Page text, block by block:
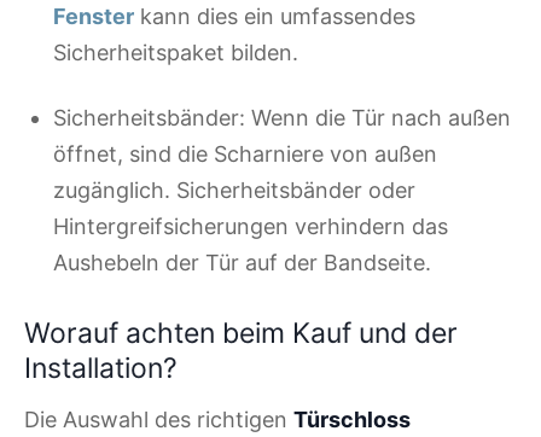
Fenster kann dies ein umfassendes
Sicherheitspaket bilden.
Sicherheitsbänder: Wenn die Tür nach außen
öffnet, sind die Scharniere von außen
zugänglich. Sicherheitsbänder oder
Hintergreifsicherungen verhindern das
Aushebeln der Tür auf der Bandseite.
Worauf achten beim Kauf und der
Installation?
Die Auswahl des richtigen Türschloss